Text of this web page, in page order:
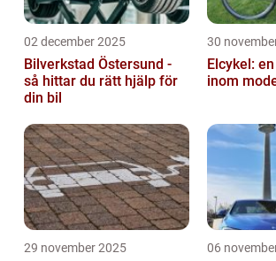
02 december 2025
Bilverkstad Östersund -
så hittar du rätt hjälp för
din bil
30
Elcykel:
inom
29 november 2025 06